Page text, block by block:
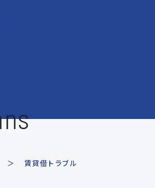
解決事例
賃貸借トラブル